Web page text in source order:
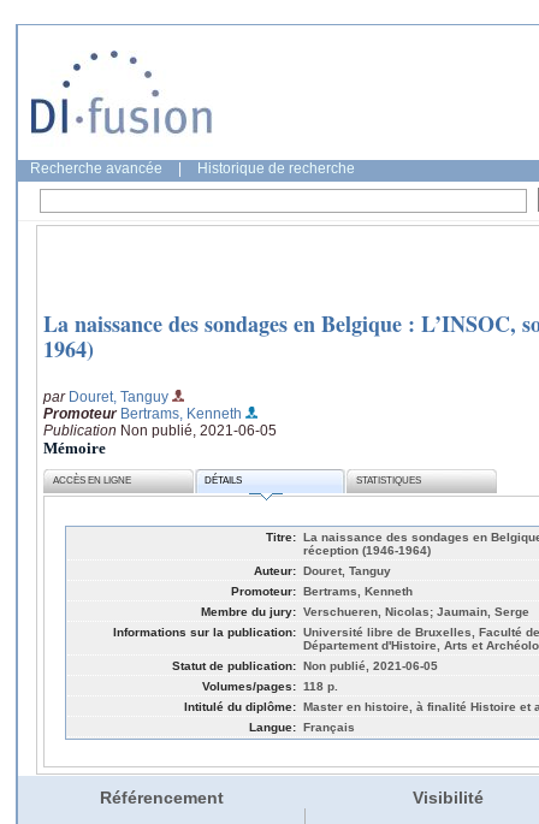
Recherche avancée Historique de recherche
La naissance des sondages en Belgique : L’INSOC,
1964)
par Douret, Tanguy
Promoteur Bertrams, Kenneth
Publication Non publié, 2021-06-05
Mémoire
ACCÈS EN LIGNE DÉTAILS STATISTIQUES
Titre: La naissance des sondages en
réception (1946-1964)
Auteur: Douret, Tanguy
Promoteur: Bertrams, Kenneth
Membre du jury: Verschueren, Nicolas; Jaumain, Serge
Informations sur la publication: Université libre de Bruxelles, Faculté
Département d'Histoire, Arts et
Statut de publication: Non publié, 2021-06-05
Volumes/pages: 118 p.
Intitulé du diplôme: Master en histoire, à finalité Histoire et
Langue: Français
Référencement Visibilité